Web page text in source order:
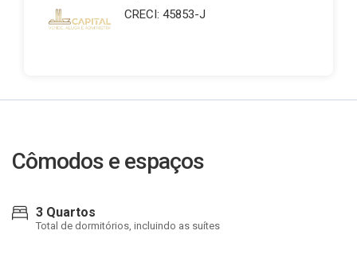
CRECI: 45853-J
Cômodos e espaços
3 Quartos
Total de dormitórios, incluindo as suítes